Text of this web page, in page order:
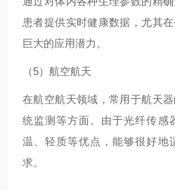
患者提供实时健康数据，尤其
巨大的应用潜力。
（5）航空航天
在航空航天领域，常用于航天
统监测等方面。由于光纤传感
温、轻质等优点，能够很好地
求。